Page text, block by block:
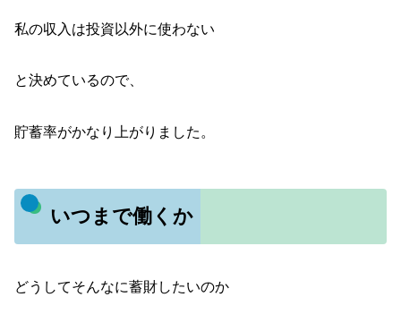
私の収入は投資以外に使わない
と決めているので、
貯蓄率がかなり上がりました。
いつまで働くか
どうしてそんなに蓄財したいのか